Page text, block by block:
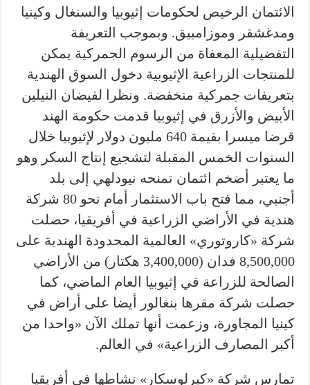
الائتمان الرخيص لحكومات إثيوبيا والسنغال وكينيا
ومدغشقر وموزامبيق. وبموجب التعريفة
التفضيلية المعفاة من الرسوم الجمركية يمكن
للمنتجات الزراعية الإثيوبية دخول السوق الهندية
بتعريفات جمركية منخفضة. ونظرا لفيضان النيلين
الأبيض والأزرق في إثيوبيا قدمت حكومة الهند
قرضا ميسرا بقيمة 640 مليون دولار لإثيوبيا خلال
السنوات الخمس المقبلة لتشجيع إنتاج السكر وهو
ما يعتبر أضخم ائتمان تمنحه نيودلهي إلى بلد
أجنبي، مما فتح باب الاستثمار أمام نحو 80 شركة
هندية في الأراضي الزراعية في أفريقيا، حصلت
شركة «كاروتوري» العالمية المحدودة الهندية على
8,500,000 فدان (3,400,000 هكتار) من الأراضي
الصالحة للزراعة في إثيوبيا العام الماضي، كما
حصلت شركة مقرها بنغالور أيضا على أراض في
كينيا المجاورة، وزعمت أنها تملك الآن «واحدا من
أكبر المصارف الزراعية» في العالم.
تمارس شركة «كيرلوسكار» نشاطها في أفريقيا